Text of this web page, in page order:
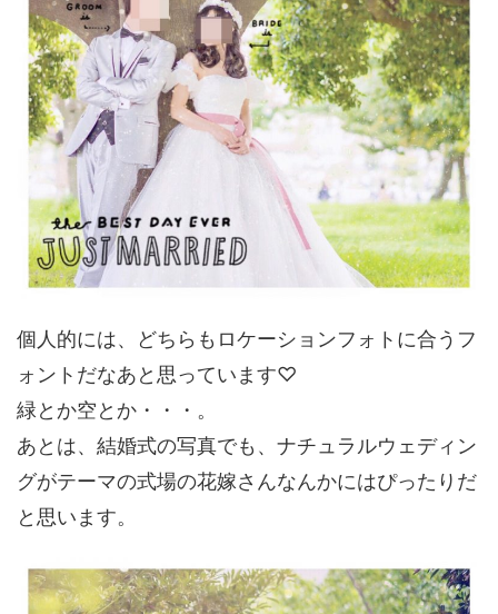
個人的には、どちらもロケーションフォトに合うフ
ォントだなあと思っています♡
緑とか空とか・・・。
あとは、結婚式の写真でも、ナチュラルウェディン
グがテーマの式場の花嫁さんなんかにはぴったりだ
と思います。